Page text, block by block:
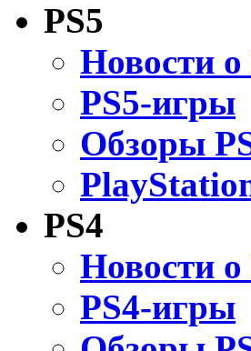
PS5
Новости о
PS5-игры
Обзоры
PS4
Новости о
PS4-игры